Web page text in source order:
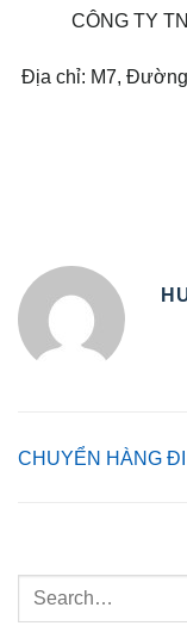
CÔNG TY
Địa chỉ: M7,
CHUYỂN HÀNG